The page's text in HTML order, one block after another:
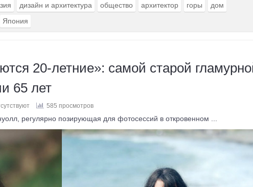
дизайн и архитектура общество архитектор горы
дом
Япония
20-летние»: самой старой
65 лет
585 просмотров
регулярно позирующая для фотосессий в откровенном ...